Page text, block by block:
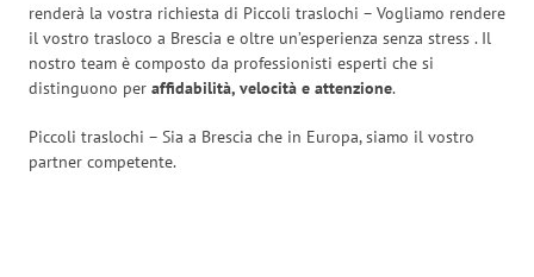
renderà la vostra richiesta di Piccoli traslochi – Vogliamo rendere
il vostro trasloco a Brescia e oltre un’esperienza senza stress . Il
nostro team è composto da professionisti esperti che si
distinguono per affidabilità, velocità e attenzione.
Piccoli traslochi – Sia a Brescia che in Europa, siamo il vostro
partner competente.